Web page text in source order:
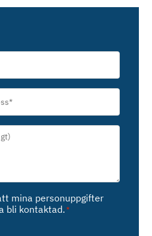
mina personuppgifter
bli kontaktad. *